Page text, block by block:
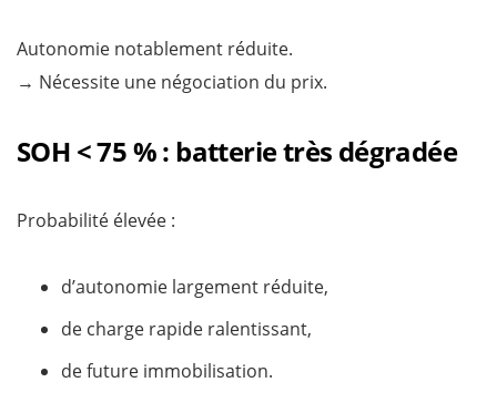
Autonomie notablement réduite.
→ Nécessite une négociation du prix.
SOH < 75 % : batterie très dégradée
Probabilité élevée :
d’autonomie largement réduite,
de charge rapide ralentissant,
de future immobilisation.